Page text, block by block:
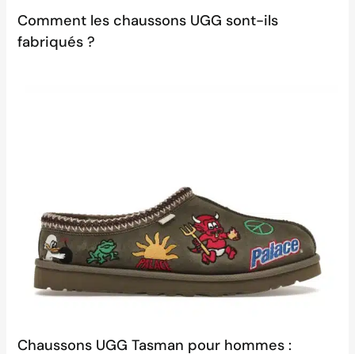
Comment les chaussons UGG sont-ils
fabriqués ?
Chaussons UGG Tasman pour hommes :